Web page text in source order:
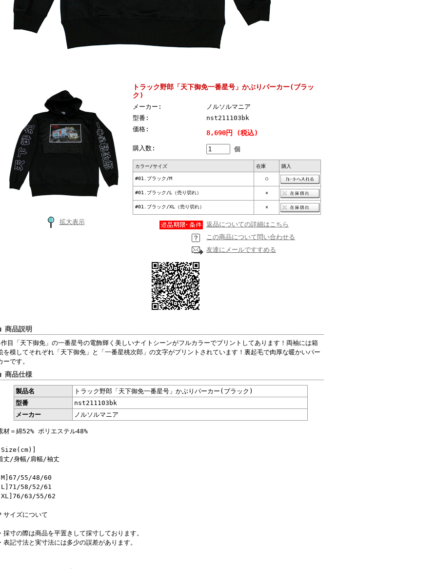
拡大表示
トラック野郎「天下御免一番星号」かぶりパーカー(ブラッ
ク)
メーカー:
ノルソルマニア
型番:
nst211103bk
価格:
8,690円 (税込)
購入数: 個
カラー/サイズ 在庫 購入
#01.ブラック/M ○
#01.ブラック/L（売り切れ） ×
#01.ブラック/XL（売り切れ） ×
返品についての詳細はこちら
この商品について問い合わせる
友達にメールですすめる
商品説明
目「天下御免」の一番星号の電飾輝く美しいナイトシーンがフルカラーでプリントしてあります！両袖には箱
を模してそれぞれ「天下御免」と「一番星桃次郎」の文字がプリントされています！裏起毛で肉厚な暖かいパー
ーです。
商品仕様
製品名
トラック野郎「天下御免一番星号」かぶりパーカー(ブラック)
型番
nst211103bk
メーカー
ノルソルマニア
材＝綿52% ポリエステル48%
丈/身幅/肩幅/袖丈
55/48/60
58/52/61
63/55/62
サイズについて
採寸の際は商品を平置きして採寸しております。
表記寸法と実寸法には多少の誤差があります。